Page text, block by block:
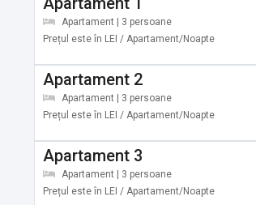
Apartament | 3 persoane
Prețul este în LEI / Apartament/Noapte
Apartament 2
Apartament | 3 persoane
Prețul este în LEI / Apartament/Noapte
Apartament 3
Apartament | 3 persoane
Prețul este în LEI / Apartament/Noapte